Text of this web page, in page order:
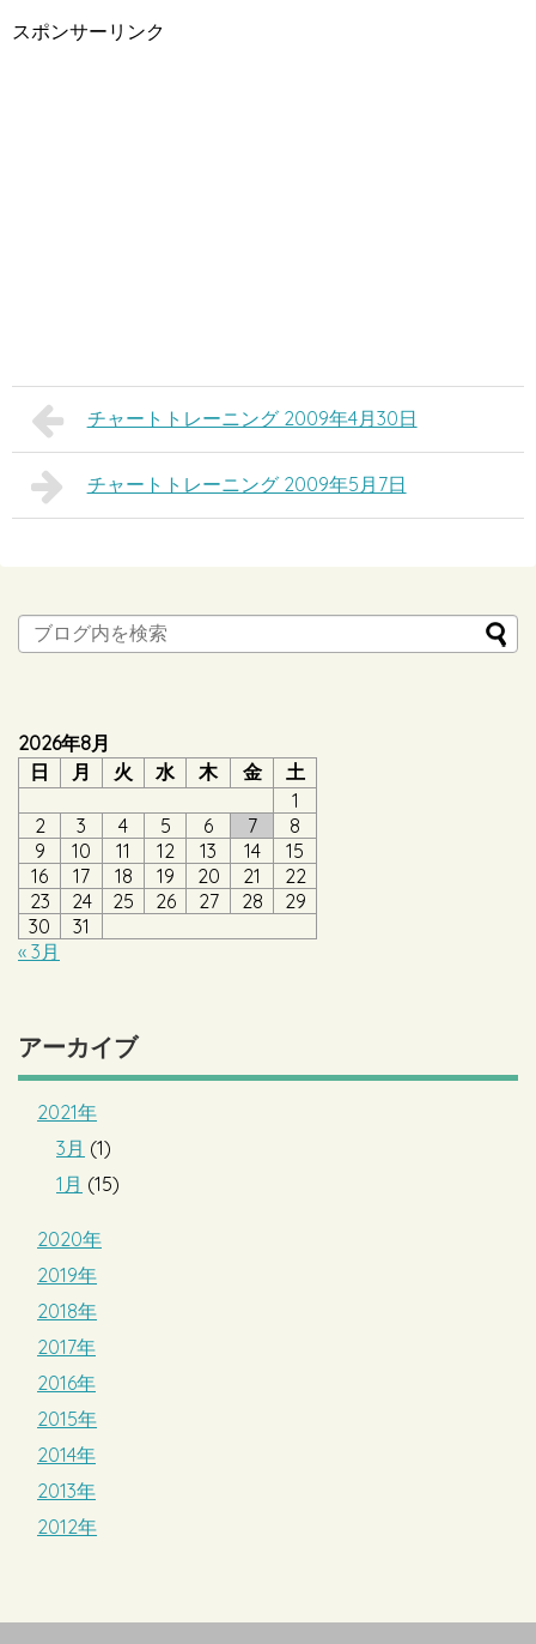
スポンサーリンク
チャートトレーニング 2009年4月30日
チャートトレーニング 2009年5月7日
2026年8月
日
月 火 水 木 金
土
1
2
3 4 5 6 7
8
9
10 11 12 13 14
15
16
17 18 19 20 21
22
23
24 25 26 27 28
29
30
31
« 3月
アーカイブ
2021年
3月 (1)
1月 (15)
2020年
2019年
2018年
2017年
2016年
2015年
2014年
2013年
2012年